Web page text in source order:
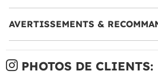
AVERTISSEMENTS &
PHOTOS DE CLIENTS: